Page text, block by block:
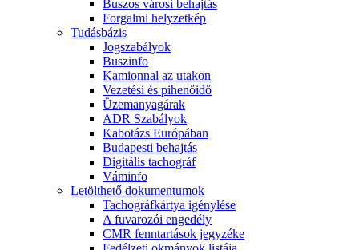
Buszos városi behajtás
Forgalmi helyzetkép
Tudásbázis
Jogszabályok
Buszinfo
Kamionnal az utakon
Vezetési és pihenőidő
Üzemanyagárak
ADR Szabályok
Kabotázs Európában
Budapesti behajtás
Digitális tachográf
Váminfo
Letölthető dokumentumok
Tachográfkártya igénylése
A fuvarozói engedély
CMR fenntartások jegyzéke